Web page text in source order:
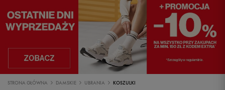
STRONA GŁÓWNA DAMSKIE UBRANIA KOSZULKI